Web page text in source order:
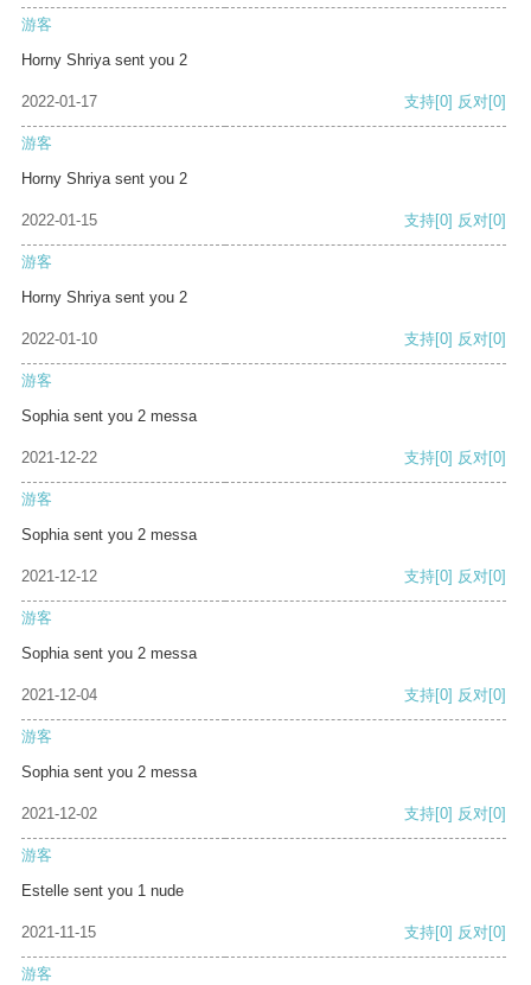
游客
Horny Shriya sent you 2
2022-01-17 支持[0] 反对[0]
游客
Horny Shriya sent you 2
2022-01-15 支持[0] 反对[0]
游客
Horny Shriya sent you 2
2022-01-10 支持[0] 反对[0]
游客
Sophia sent you 2 messa
2021-12-22 支持[0] 反对[0]
游客
Sophia sent you 2 messa
2021-12-12 支持[0] 反对[0]
游客
Sophia sent you 2 messa
2021-12-04 支持[0] 反对[0]
游客
Sophia sent you 2 messa
2021-12-02 支持[0] 反对[0]
游客
Estelle sent you 1 nude
2021-11-15 支持[0] 反对[0]
游客